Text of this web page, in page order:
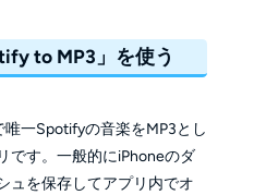
to MP3」を使う
一Spotifyの音楽をMP3とし
です。一般的にiPhoneのダ
ュを保存してアプリ内でオ